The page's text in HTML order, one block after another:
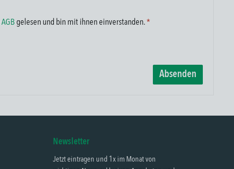
AGB gelesen und bin mit ihnen einverstanden.*
Absenden
Newsletter
Jetzt eintragen und 1x im Monat von